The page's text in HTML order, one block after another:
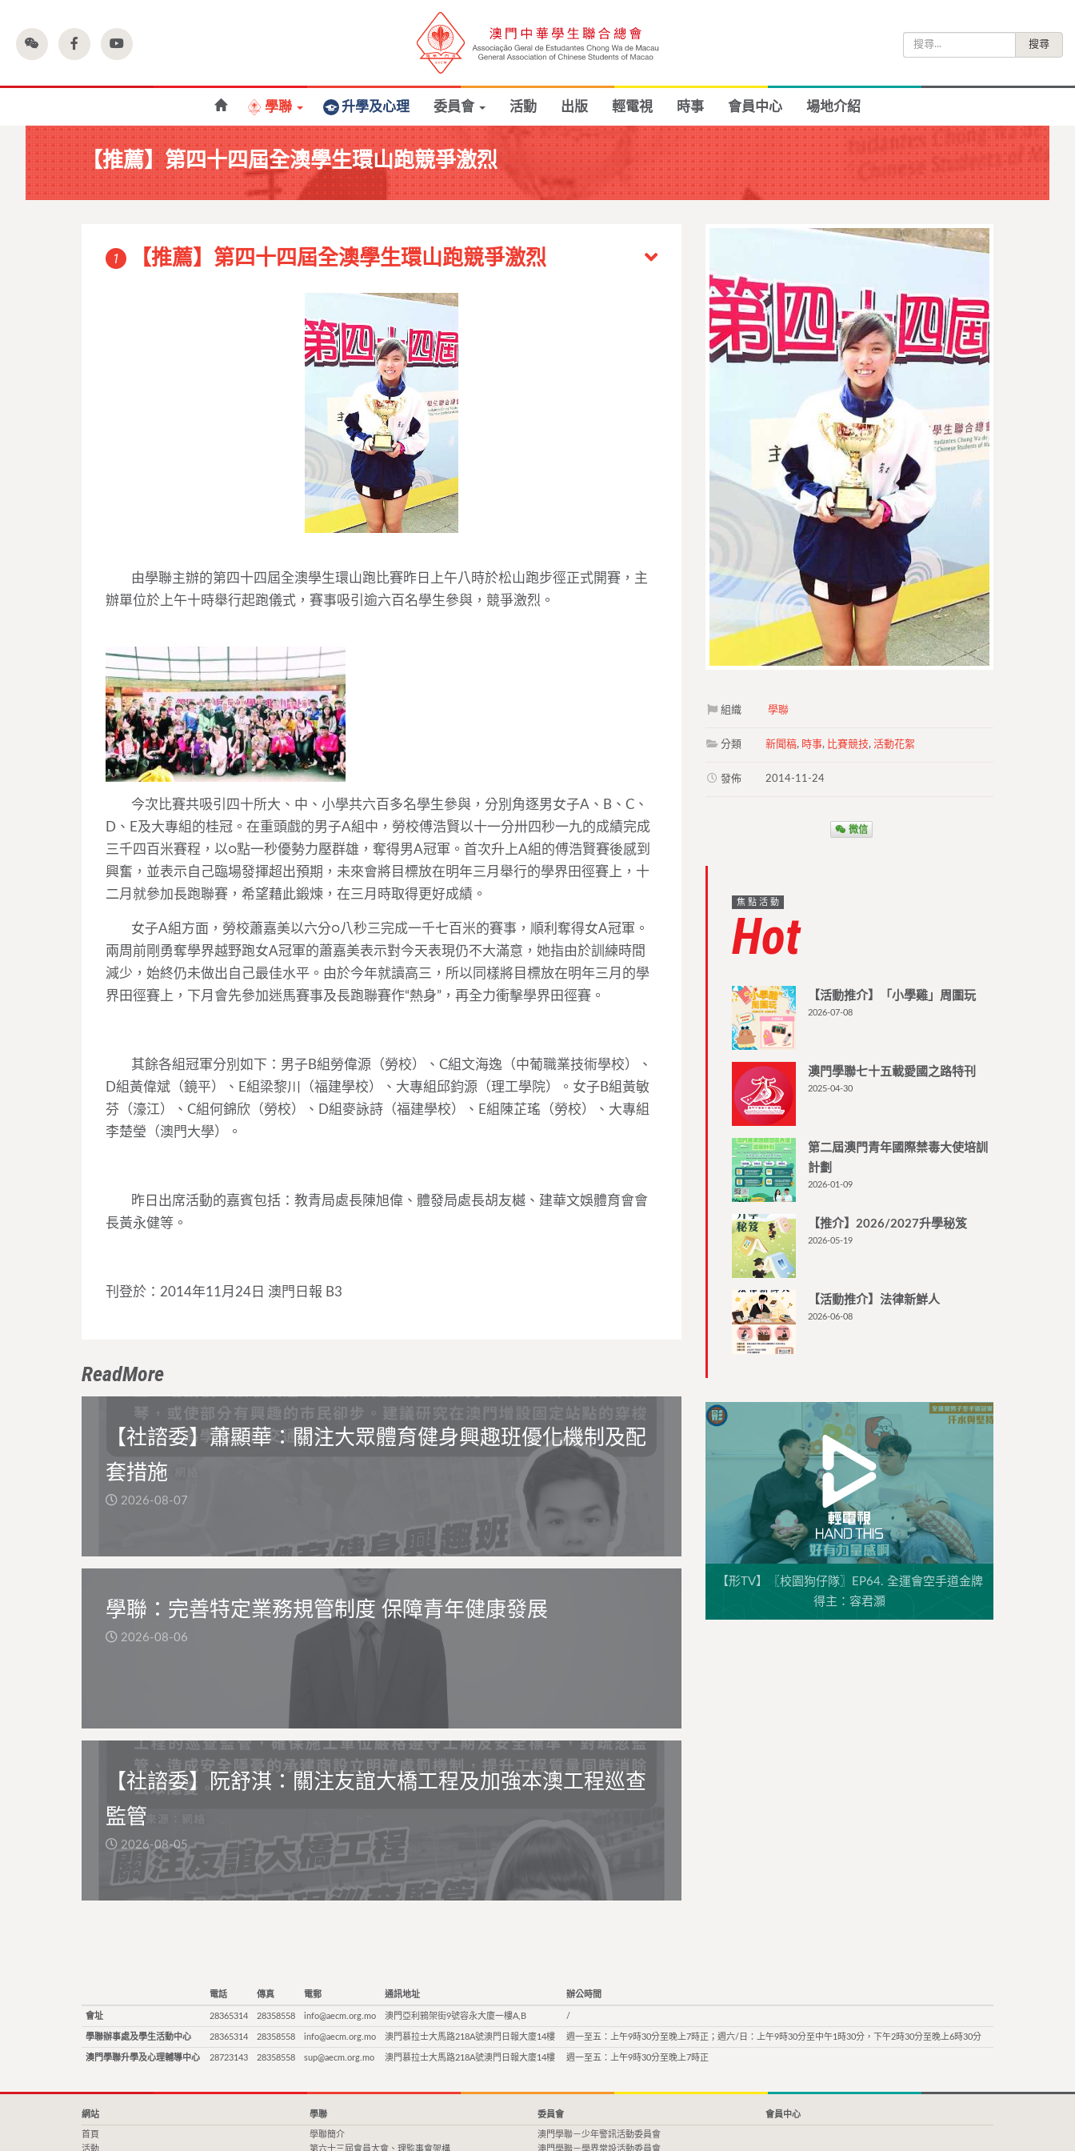
尋
學聯 升學及心理 委員會 活動 出版 輕電視 時事 會員中心 場地介紹
【推薦】第四十四屆全澳學生環山跑競爭激烈
1 【推薦】第四十四屆全澳學生環山跑競爭激烈
由學聯主辦的第四十四屆全澳學生環山跑比賽昨日上午八時於松山跑步徑正式開賽，主
辦單位於上午十時舉行起跑儀式，賽事吸引逾六百名學生參與，競爭激烈。
今次比賽共吸引四十所大、中、小學共六百多名學生參與，分別角逐男女子A、B、C、
D、E及大專組的桂冠。在重頭戲的男子A組中，勞校傅浩賢以十一分卅四秒一九的成績完成
三千四百米賽程，以○點一秒優勢力壓群雄，奪得男A冠軍。首次升上A組的傅浩賢賽後感到
興奮，並表示自己臨場發揮超出預期，未來會將目標放在明年三月舉行的學界田徑賽上，十
二月就參加長跑聯賽，希望藉此鍛煉，在三月時取得更好成績。
女子A組方面，勞校蕭嘉美以六分○八秒三完成一千七百米的賽事，順利奪得女A冠軍。
兩周前剛勇奪學界越野跑女A冠軍的蕭嘉美表示對今天表現仍不大滿意，她指由於訓練時間
減少，始終仍未做出自己最佳水平。由於今年就讀高三，所以同樣將目標放在明年三月的學
界田徑賽上，下月會先參加迷馬賽事及長跑聯賽作“熱身”，再全力衝擊學界田徑賽。
其餘各組冠軍分別如下：男子B組勞偉源（勞校）、C組文海逸（中葡職業技術學校）、
D組黃偉斌（鏡平）、E組梁黎川（福建學校）、大專組邱鈞源（理工學院）。女子B組黃敏
芬（濠江）、C組何錦欣（勞校）、D組麥詠詩（福建學校）、E組陳芷瑤（勞校）、大專組
李楚瑩（澳門大學）。
昨日出席活動的嘉賓包括：教青局處長陳旭偉、體發局處長胡友樾、建華文娛體育會會
長黃永健等。
刊登於：2014年11月24日 澳門日報 B3
ReadMore
【社諮委】蕭顯華：關注大眾體育健身興趣班優化機制及配
套措施
2026-08-07
學聯：完善特定業務規管制度 保障青年健康發展
2026-08-06
【社諮委】阮舒淇：關注友誼大橋工程及加強本澳工程巡查
監管
2026-08-05
組織 學聯
分類 新聞稿, 時事, 比賽競技,活動花絮
發佈 2014-11-24
微信
焦點活動
Hot
【活動推介】「小學雞」周圍玩
2026-07-08
澳門學聯七十五載愛國之路特刊
2025-04-30
第二屆澳門青年國際禁毒大使培訓
計劃
2026-01-09
【推介】2026/2027升學秘笈
2026-05-19
【活動推介】法律新鮮人
2026-06-08
【形TV】〖校園狗仔隊〗EP64. 全運會空手道金牌
得主：容君灝
電話 傳真 電郵 通訊地址 辦公時間
會址 28365314 28358558 info@aecm.org.mo 澳門亞利鴉架街9號容永大廈一樓A,B /
學聯辦事處及學生活動中心 28365314 28358558 info@aecm.org.mo 澳門慕拉士大馬路218A號澳門日報大廈14樓 週一至五：上午9時30分至晚上7時正；週六/日：上午9時30分至中午1時30分，下午2時30分至晚上6時30分
澳門學聯升學及心理輔導中心 28723143 28358558 sup@aecm.org.mo 澳門慕拉士大馬路218A號澳門日報大廈14樓 週一至五：上午9時30分至晚上7時正
網站
首頁
活動
學聯
學聯簡介
第六十三屆會員大會、理監事會架構
委員會
澳門學聯－少年警訊活動委員會
澳門學聯－學界常設活動委員會
會員中心